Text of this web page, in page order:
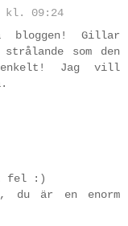
kl. 09:24
Gillar
som den
Jag vill
fel :)
du är en enorm